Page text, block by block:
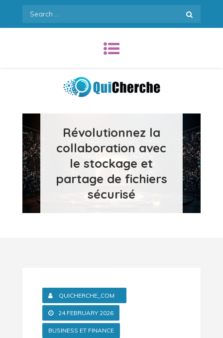
Search
for:
Quicherche.com
Révolutionnez la
collaboration avec
le stockage et
partage de fichiers
sécurisé
QUICHERCHE_COM
24 FEBRUARY 2026
BUSINESS ET FINANCE